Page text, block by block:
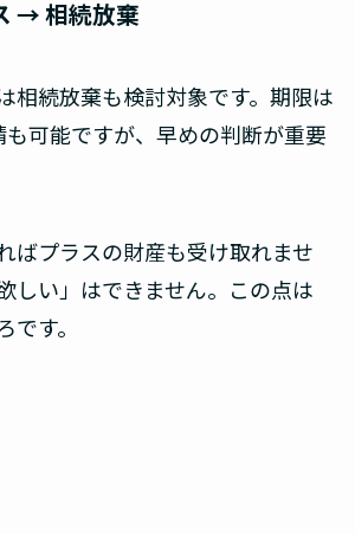
→ 相続放棄
相続放棄も検討対象です。期限は
可能ですが、早めの判断が重要
ばプラスの財産も受け取れませ
しい」はできません。この点は
す。